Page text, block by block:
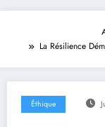
La Résilience
Éthique